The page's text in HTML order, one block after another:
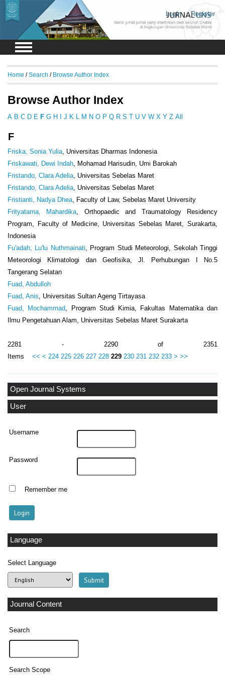
Login Register
Open Journal Systems
User
Username
Password
Remember me
Language
Select Language
Journal Content
Search
Search Scope
Home /Search / Browse Author Index
Browse Author Index
A B C D E F G H J K M N O P Q R S T U V W X Y Z All
F
Friska, Sonia Yulia, Universitas Dharmas Indonesia
Friskawati, Dewi Indah, Mohamad Harisudin, Umi Barokah
Fristando, Clara Adelia, Universitas Sebelas Maret
Fristando, Clara Adelia, Universitas Sebelas Maret
Fristianti, Nadya Dhea, Faculty of Law, Sebelas Maret University
Frityatama, Mahardika, Orthopaedic and Traumatology Residency
Program, Faculty of Medicine, Universitas Sebelas Maret, Surakarta,
Indonesia
Fu'adah, Lu'lu Nuthmainati, Program Studi Meteorologi, Sekolah Tinggi
Meteorologi Klimatologi dan Geofisika, Jl. Perhubungan I No.5
Tangerang Selatan
Fuad, Abdulloh
Fuad, Anis, Universitas Sultan Ageng Tirtayasa
Fuad, Mochammad, Program Studi Kimia, Fakultas Matematika dan
Ilmu Pengetahuan Alam, Universitas Sebelas Maret Surakarta
2281 - 2290 of 2351
Items << < 224 225 226 227 228 229 230 231 232 233 > >>